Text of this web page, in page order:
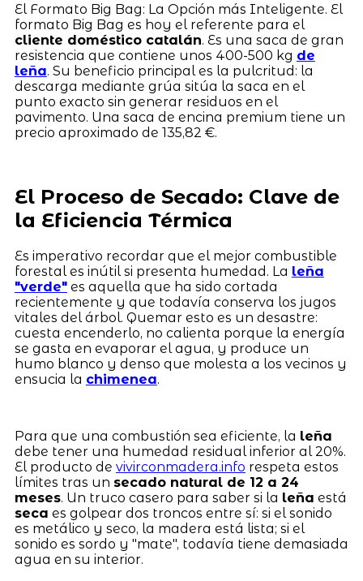
El Formato Big Bag: La Opción más Inteligente. El
formato Big Bag es hoy el referente para el
cliente doméstico catalán. Es una saca de gran
resistencia que contiene unos 400-500 kg de
leña. Su beneficio principal es la pulcritud: la
descarga mediante grúa sitúa la saca en el
punto exacto sin generar residuos en el
pavimento. Una saca de encina premium tiene un
precio aproximado de 135,82 €.
El Proceso de Secado: Clave de
la Eficiencia Térmica
Es imperativo recordar que el mejor combustible
forestal es inútil si presenta humedad. La leña
"verde"es aquella que ha sido cortada
recientemente y que todavía conserva los jugos
vitales del árbol. Quemar esto es un desastre:
cuesta encenderlo, no calienta porque la energía
se gasta en evaporar el agua, y produce un
humo blanco y denso que molesta a los vecinos y
ensucia la chimenea.
Para que una combustión sea eficiente, la leña
debe tener una humedad residual inferior al 20%.
El producto de vivirconmadera.info respeta estos
límites tras un secado natural de 12 a 24
meses. Un truco casero para saber si la leña está
seca es golpear dos troncos entre sí: si el sonido
es metálico y seco, la madera está lista; si el
sonido es sordo y "mate", todavía tiene demasiada
agua en su interior.